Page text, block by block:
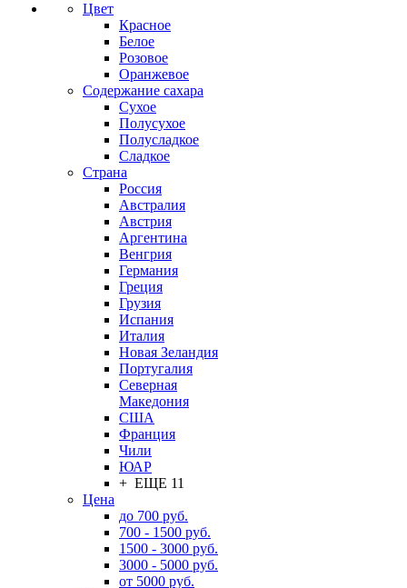
Цвет
Красное
Белое
Розовое
Оранжевое
Содержание сахара
Сухое
Полусухое
Полусладкое
Сладкое
Страна
Россия
Австралия
Австрия
Аргентина
Венгрия
Германия
Греция
Грузия
Испания
Италия
Новая Зеландия
Португалия
Северная
Македония
США
Франция
Чили
ЮАР
+ ЕЩЕ 11
Цена
до 700 руб.
700 - 1500 руб.
1500 - 3000 руб.
3000 - 5000 руб.
от 5000 руб.